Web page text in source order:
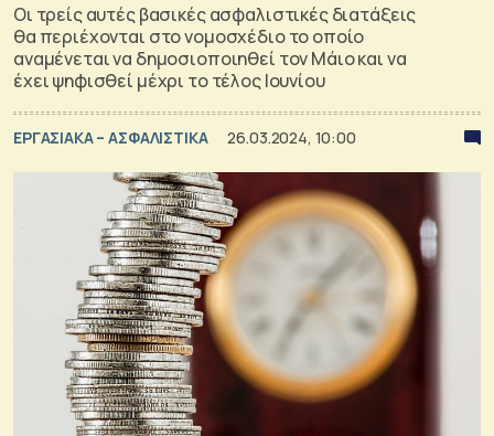
Οι τρείς αυτές βασικές ασφαλιστικές διατάξεις
θα περιέχονται στο νομοσχέδιο το οποίο
αναμένεται να δημοσιοποιηθεί τον Μάιο και να
έχει ψηφισθεί μέχρι το τέλος Ιουνίου
ΕΡΓΑΣΙΑΚΑ – ΑΣΦΑΛΙΣΤΙΚΑ 26.03.2024, 10:00